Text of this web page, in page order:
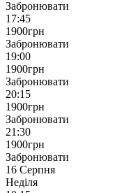
Забронювати
17:45
1900грн
Забронювати
19:00
1900грн
Забронювати
20:15
1900грн
Забронювати
21:30
1900грн
Забронювати
16 Серпня
Неділя